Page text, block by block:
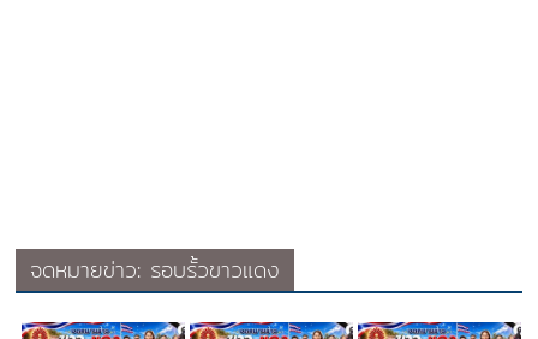
จดหมายข่าว: รอบรั้วขาวแดง